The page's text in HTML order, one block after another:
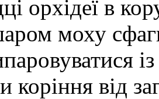
орхідеї в
моху
коріння від